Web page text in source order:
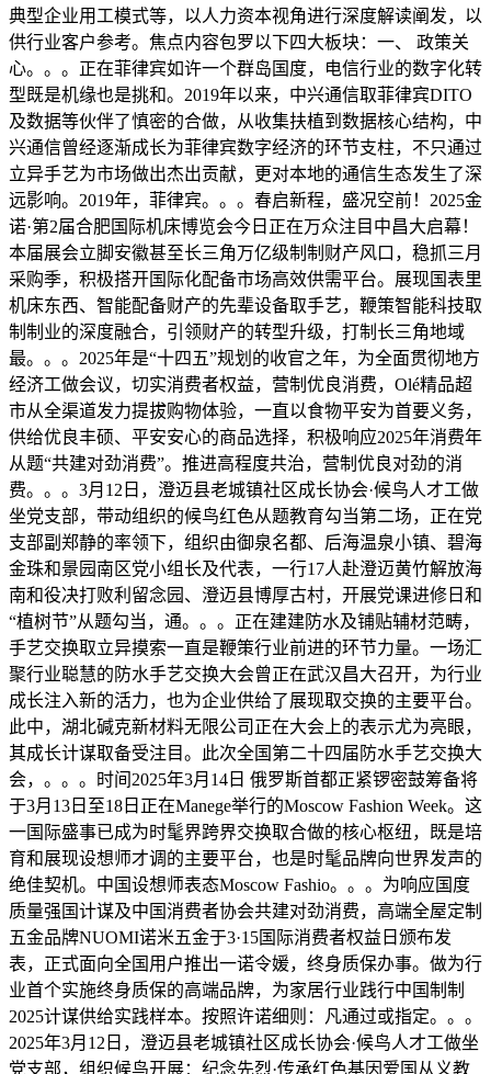
典型企业用工模式等，以人力资本视角进行深度解读阐发，以
供行业客户参考。焦点内容包罗以下四大板块：一、 政策关
心。。。正在菲律宾如许一个群岛国度，电信行业的数字化转
型既是机缘也是挑和。2019年以来，中兴通信取菲律宾DITO
及数据等伙伴了慎密的合做，从收集扶植到数据核心结构，中
兴通信曾经逐渐成长为菲律宾数字经济的环节支柱，不只通过
立异手艺为市场做出杰出贡献，更对本地的通信生态发生了深
远影响。2019年，菲律宾。。。春启新程，盛况空前！2025金
诺·第2届合肥国际机床博览会今日正在万众注目中昌大启幕！
本届展会立脚安徽甚至长三角万亿级制制财产风口，稳抓三月
采购季，积极搭开国际化配备市场高效供需平台。展现国表里
机床东西、智能配备财产的先辈设备取手艺，鞭策智能科技取
制制业的深度融合，引领财产的转型升级，打制长三角地域
最。。。2025年是“十四五”规划的收官之年，为全面贯彻地方
经济工做会议，切实消费者权益，营制优良消费，Olé精品超
市从全渠道发力提拔购物体验，一直以食物平安为首要义务，
供给优良丰硕、平安安心的商品选择，积极响应2025年消费年
从题“共建对劲消费”。推进高程度共治，营制优良对劲的消
费。。。3月12日，澄迈县老城镇社区成长协会·候鸟人才工做
坐党支部，带动组织的候鸟红色从题教育勾当第二场，正在党
支部副郑静的率领下，组织由御泉名都、后海温泉小镇、碧海
金珠和景园南区党小组长及代表，一行17人赴澄迈黄竹解放海
南和役决打败利留念园、澄迈县博厚古村，开展党课进修日和
“植树节”从题勾当，通。。。正在建建防水及铺贴辅材范畴，
手艺交换取立异摸索一直是鞭策行业前进的环节力量。一场汇
聚行业聪慧的防水手艺交换大会曾正在武汉昌大召开，为行业
成长注入新的活力，也为企业供给了展现取交换的主要平台。
此中，湖北碱克新材料无限公司正在大会上的表示尤为亮眼，
其成长计谋取备受注目。此次全国第二十四届防水手艺交换大
会，。。。时间2025年3月14日 俄罗斯首都正紧锣密鼓筹备将
于3月13日至18日正在Manege举行的Moscow Fashion Week。这
一国际盛事已成为时髦界跨界交换取合做的核心枢纽，既是培
育和展现设想师才调的主要平台，也是时髦品牌向世界发声的
绝佳契机。中国设想师表态Moscow Fashio。。。为响应国度
质量强国计谋及中国消费者协会共建对劲消费，高端全屋定制
五金品牌NUOMI诺米五金于3·15国际消费者权益日颁布发
表，正式面向全国用户推出一诺令媛，终身质保办事。做为行
业首个实施终身质保的高端品牌，为家居行业践行中国制制
2025计谋供给实践样本。按照许诺细则：凡通过或指定。。。
2025年3月12日，澄迈县老城镇社区成长协会·候鸟人才工做坐
党支部，组织候鸟开展：纪念先烈·传承红色基因爱国从义教